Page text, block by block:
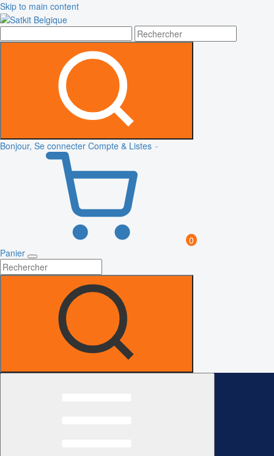
Skip to main content
Bonjour, Se connecter Compte & Listes
0
Panier